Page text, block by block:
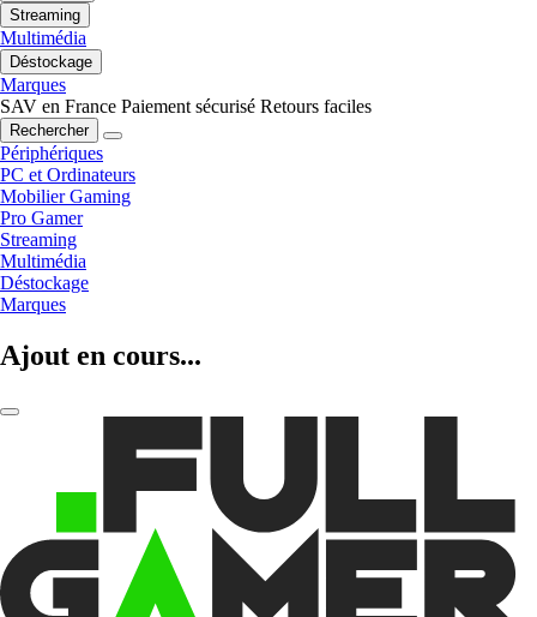
Streaming
Multimédia
Déstockage
Marques
SAV en France Paiement sécurisé Retours faciles
Rechercher
Périphériques
PC et Ordinateurs
Mobilier Gaming
Pro Gamer
Streaming
Multimédia
Déstockage
Marques
Ajout en cours...